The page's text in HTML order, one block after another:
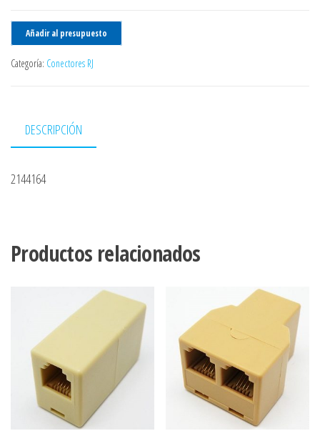
Añadir al presupuesto
Categoría: Conectores RJ
DESCRIPCIÓN
2144164
Productos relacionados